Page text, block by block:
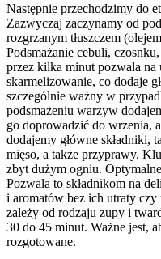
Następnie przechodzimy do
Zazwyczaj zaczynamy od
rozgrzanym tłuszczem
Podsmażanie cebuli,
przez kilka minut pozwala
skarmelizowanie, co dodaje
szczególnie ważny w
podsmażeniu warzyw
go doprowadzić do wrzenia,
dodajemy główne składniki,
mięso, a także przyprawy.
zbyt dużym ogniu.
Pozwala to składnikom na
i aromatów bez ich utraty czy
zależy od rodzaju zupy i
30 do 45 minut. Ważne jest,
rozgotowane.